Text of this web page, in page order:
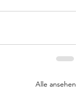
Alle ansehen